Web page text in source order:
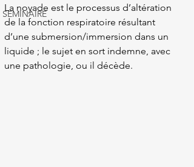
SEMINAIRE
La noyade est le processus d’altération
de la fonction respiratoire résultant
d’une submersion/immersion dans un
liquide ; le sujet en sort indemne, avec
une pathologie, ou il décède.